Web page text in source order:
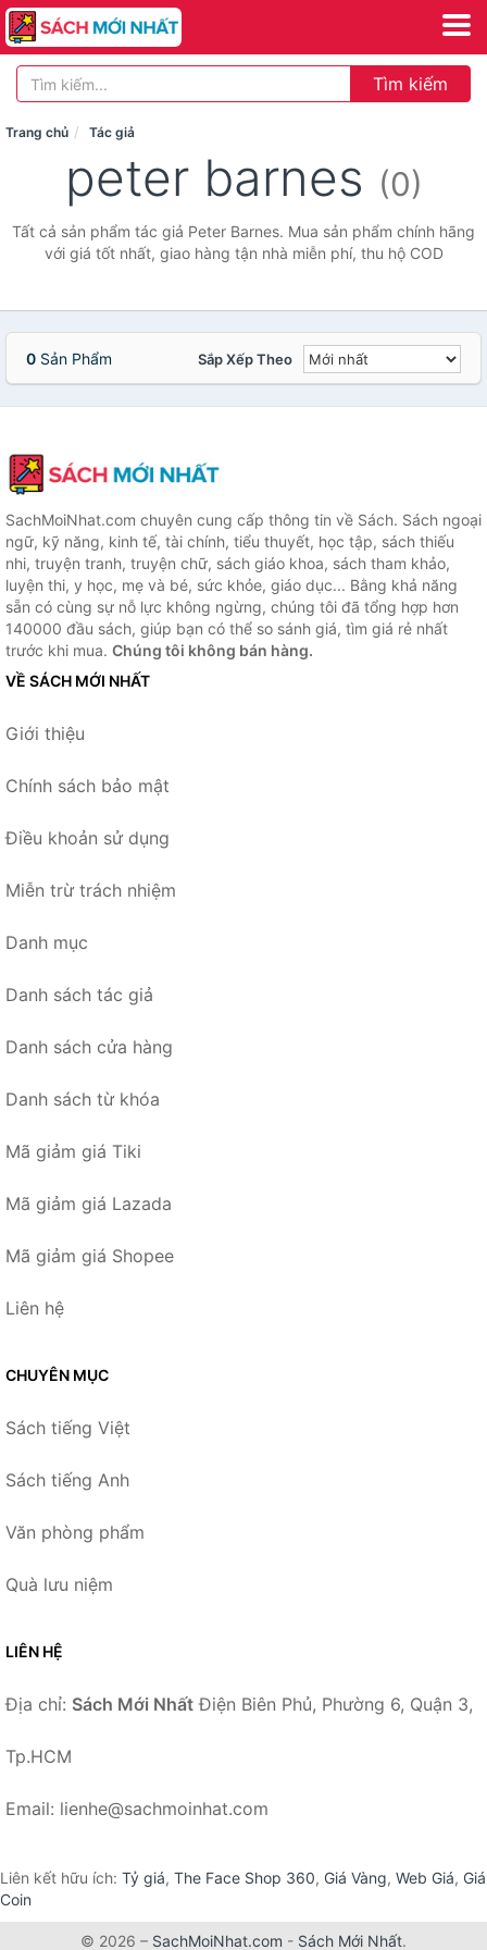
Tìm kiếm
Trang chủ Tác giả
peter barnes (0)
Tất cả sản phẩm tác giả Peter Barnes. Mua sản phẩm chính hãng
với giá tốt nhất, giao hàng tận nhà miễn phí, thu hộ COD
0 Sản Phẩm Sắp Xếp Theo
SachMoiNhat.com chuyên cung cấp thông tin về Sách. Sách ngoại
ngữ, kỹ năng, kinh tế, tài chính, tiểu thuyết, học tập, sách thiếu
nhi, truyện tranh, truyện chữ, sách giáo khoa, sách tham khảo,
luyện thi, y học, mẹ và bé, sức khỏe, giáo dục... Bằng khả năng
sẵn có cùng sự nỗ lực không ngừng, chúng tôi đã tổng hợp hơn
140000 đầu sách, giúp bạn có thể so sánh giá, tìm giá rẻ nhất
trước khi mua. Chúng tôi không bán hàng.
VỀ SÁCH MỚI NHẤT
Giới thiệu
Chính sách bảo mật
Điều khoản sử dụng
Miễn trừ trách nhiệm
Danh mục
Danh sách tác giả
Danh sách cửa hàng
Danh sách từ khóa
Mã giảm giá Tiki
Mã giảm giá Lazada
Mã giảm giá Shopee
Liên hệ
CHUYÊN MỤC
Sách tiếng Việt
Sách tiếng Anh
Văn phòng phẩm
Quà lưu niệm
LIÊN HỆ
Địa chỉ: Sách Mới Nhất Điện Biên Phủ, Phường 6, Quận 3,
Tp.HCM
Email: lienhe@sachmoinhat.com
Liên kết hữu ích: Tỷ giá, The Face Shop 360, Giá Vàng, Web Giá, Giá
Coin
© 2026 – SachMoiNhat.com - Sách Mới Nhất.